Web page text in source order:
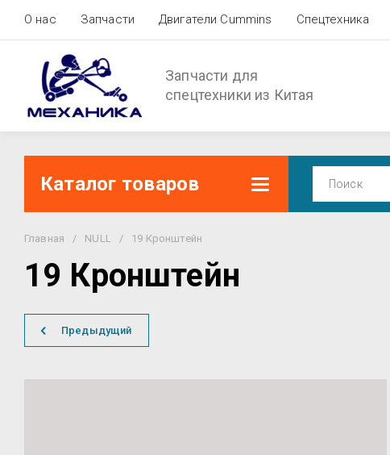
О нас Запчасти Двигатели Cummins Спецтехника
Запчасти для
спецтехники из Китая
Каталог товаров
Главная / NULL / 19 Кронштейн
19 Кронштейн
Предыдущий